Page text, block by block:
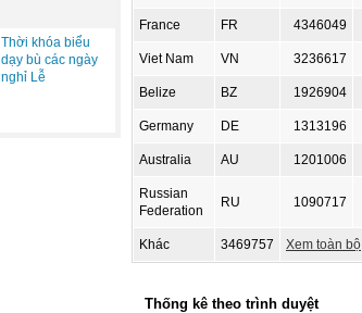
Thời khóa biểu
dạy bù các ngày
nghỉ Lễ
France FR 4346049
Viet Nam VN 3236617
Belize BZ 1926904
Germany DE 1313196
Australia AU 1201006
Russian
Federation
RU 1090717
Khác 3469757 Xem toàn bộ
Thống kê theo trình duyệt